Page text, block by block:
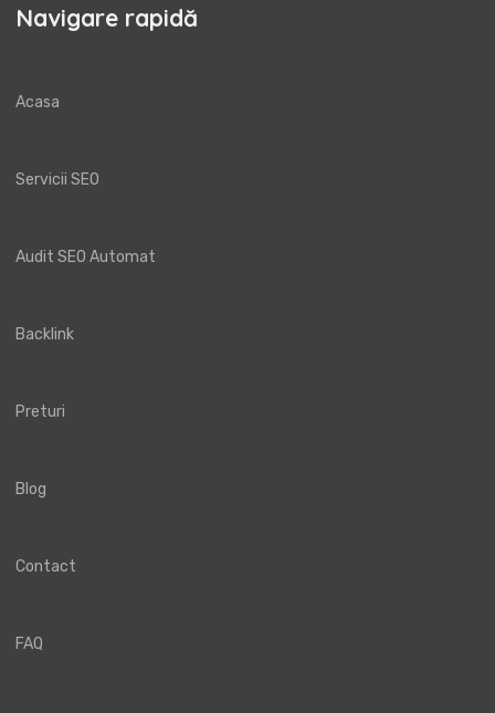
Navigare rapidă
Acasa
Servicii SEO
Audit SEO Automat
Backlink
Preturi
Blog
Contact
FAQ